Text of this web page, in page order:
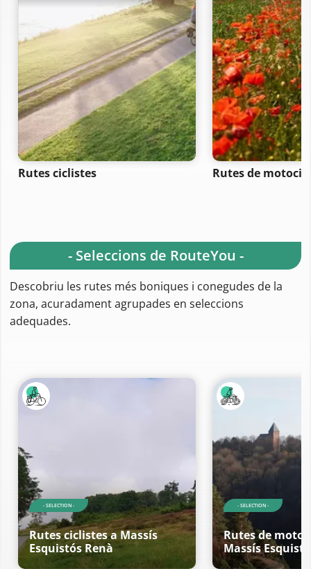
Rutes ciclistes Rutes de
- Seleccions de RouteYou -
Descobriu les rutes més boniques i conegudes de la
zona, acuradament agrupades en seleccions
adequades.
- SELECTION -
Rutes ciclistes a Massís
Esquistós Renà
- SELECTION -
Rutes de
Massís